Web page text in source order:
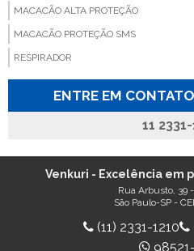
MACACÃO ALTA PROTEÇÃO
MACACÃO PROTEÇÃO SMS
RESPIRADOR
ENTRE EM
11
Venkuri - Excelência em
Rua Arbusto, 39
São Paulo-SP -
(11) 2331-1210